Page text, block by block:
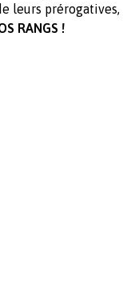
leurs prérogatives,
RANGS !